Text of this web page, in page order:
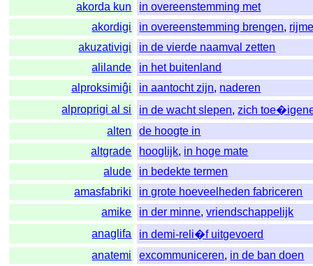
akorda kun
in overeenstemming met
akordigi
in overeenstemming brengen,
akuzativigi
in de vierde naamval zetten
alilande
in het buitenland
alproksimiĝi
in aantocht zijn, naderen
alproprigi al si
in de wacht slepen,zich
alten
de hoogte in
altgrade
hooglijk, in hoge mate
alude
in bedekte termen
amasfabriki
in grote hoeveelheden fabriceren
amike
in der minne,vriendschappelijk
anaglifa
in demi-reli�f uitgevoerd
anatemi
excommuniceren, in de ban doen